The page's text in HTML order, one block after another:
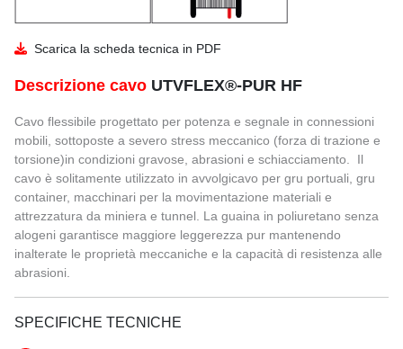
Scarica la scheda tecnica in PDF
Descrizione cavo UTVFLEX®-PUR HF
Cavo flessibile progettato per potenza e segnale in connessioni
mobili, sottoposte a severo stress meccanico (forza di trazione e
torsione)in condizioni gravose, abrasioni e schiacciamento. Il
cavo è solitamente utilizzato in avvolgicavo per gru portuali, gru
container, macchinari per la movimentazione materiali e
attrezzatura da miniera e tunnel. La guaina in poliuretano senza
alogeni garantisce maggiore leggerezza pur mantenendo
inalterate le proprietà meccaniche e la capacità di resistenza alle
abrasioni.
SPECIFICHE TECNICHE